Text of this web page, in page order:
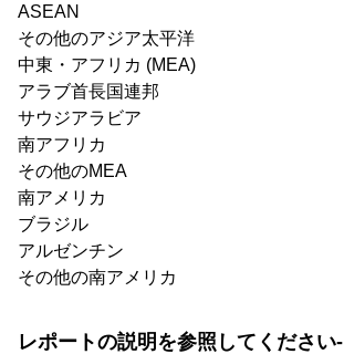
ASEAN
その他のアジア太平洋
中東・アフリカ (MEA)
アラブ首長国連邦
サウジアラビア
南アフリカ
その他のMEA
南アメリカ
ブラジル
アルゼンチン
その他の南アメリカ
レポートの説明を参照してください-